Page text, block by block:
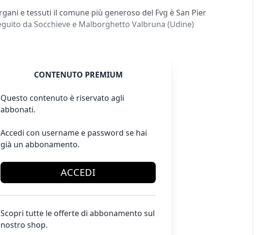
e tessuti il comune più generoso del Fvg è San Pier
da Socchieve e Malborghetto Valbruna (Udine)
CONTENUTO PREMIUM
Questo contenuto è riservato agli
abbonati.
Accedi con username e password se hai
già un abbonamento.
ACCEDI
Scopri tutte le offerte di abbonamento sul
nostro shop.